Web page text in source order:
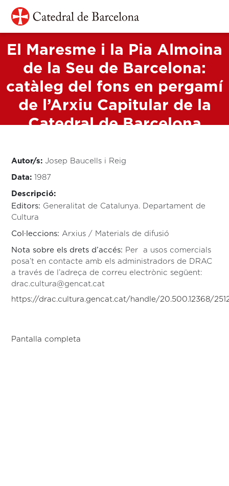
Vés al contingut
Navegació principal
El Maresme i la Pia Almoina
de la Seu de Barcelona:
catàleg del fons en pergamí
de l’Arxiu Capitular de la
Catedral de Barcelona
Pantalla completa
Autor/s:Josep Baucells i Reig
Data:1987
Descripció:
Editors: Generalitat de Catalunya. Departament de
Cultura
Col·leccions: Arxius / Materials de difusió
Nota sobre els drets d’accés: Per a usos comercials
posa’t en contacte amb els administradors de DRAC
a través de l’adreça de correu electrònic següent:
drac.cultura@gencat.cat
https://drac.cultura.gencat.cat/handle/20.500.12368/